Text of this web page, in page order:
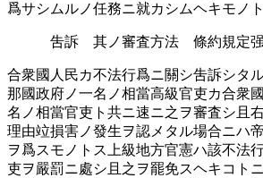
爲サシムルノ任務ニ就カシムヘキモノ
吿訴 其ノ審査方法 條約規定强
合衆國人民カ不法行爲ニ關シ吿訴シタ
那國政府ノ一名ノ相當高級官吏カ合衆
名ノ相當官吏ト共ニ速ニ之ヲ審査シ且
理由竝損害󠄂ノ發生ヲ認󠄁メタル場合ニハ
ヲ爲スモノトス上級地方官憲ハ該不法
吏ヲ嚴罰ニ處シ且之ヲ罷免󠄁スヘキコト